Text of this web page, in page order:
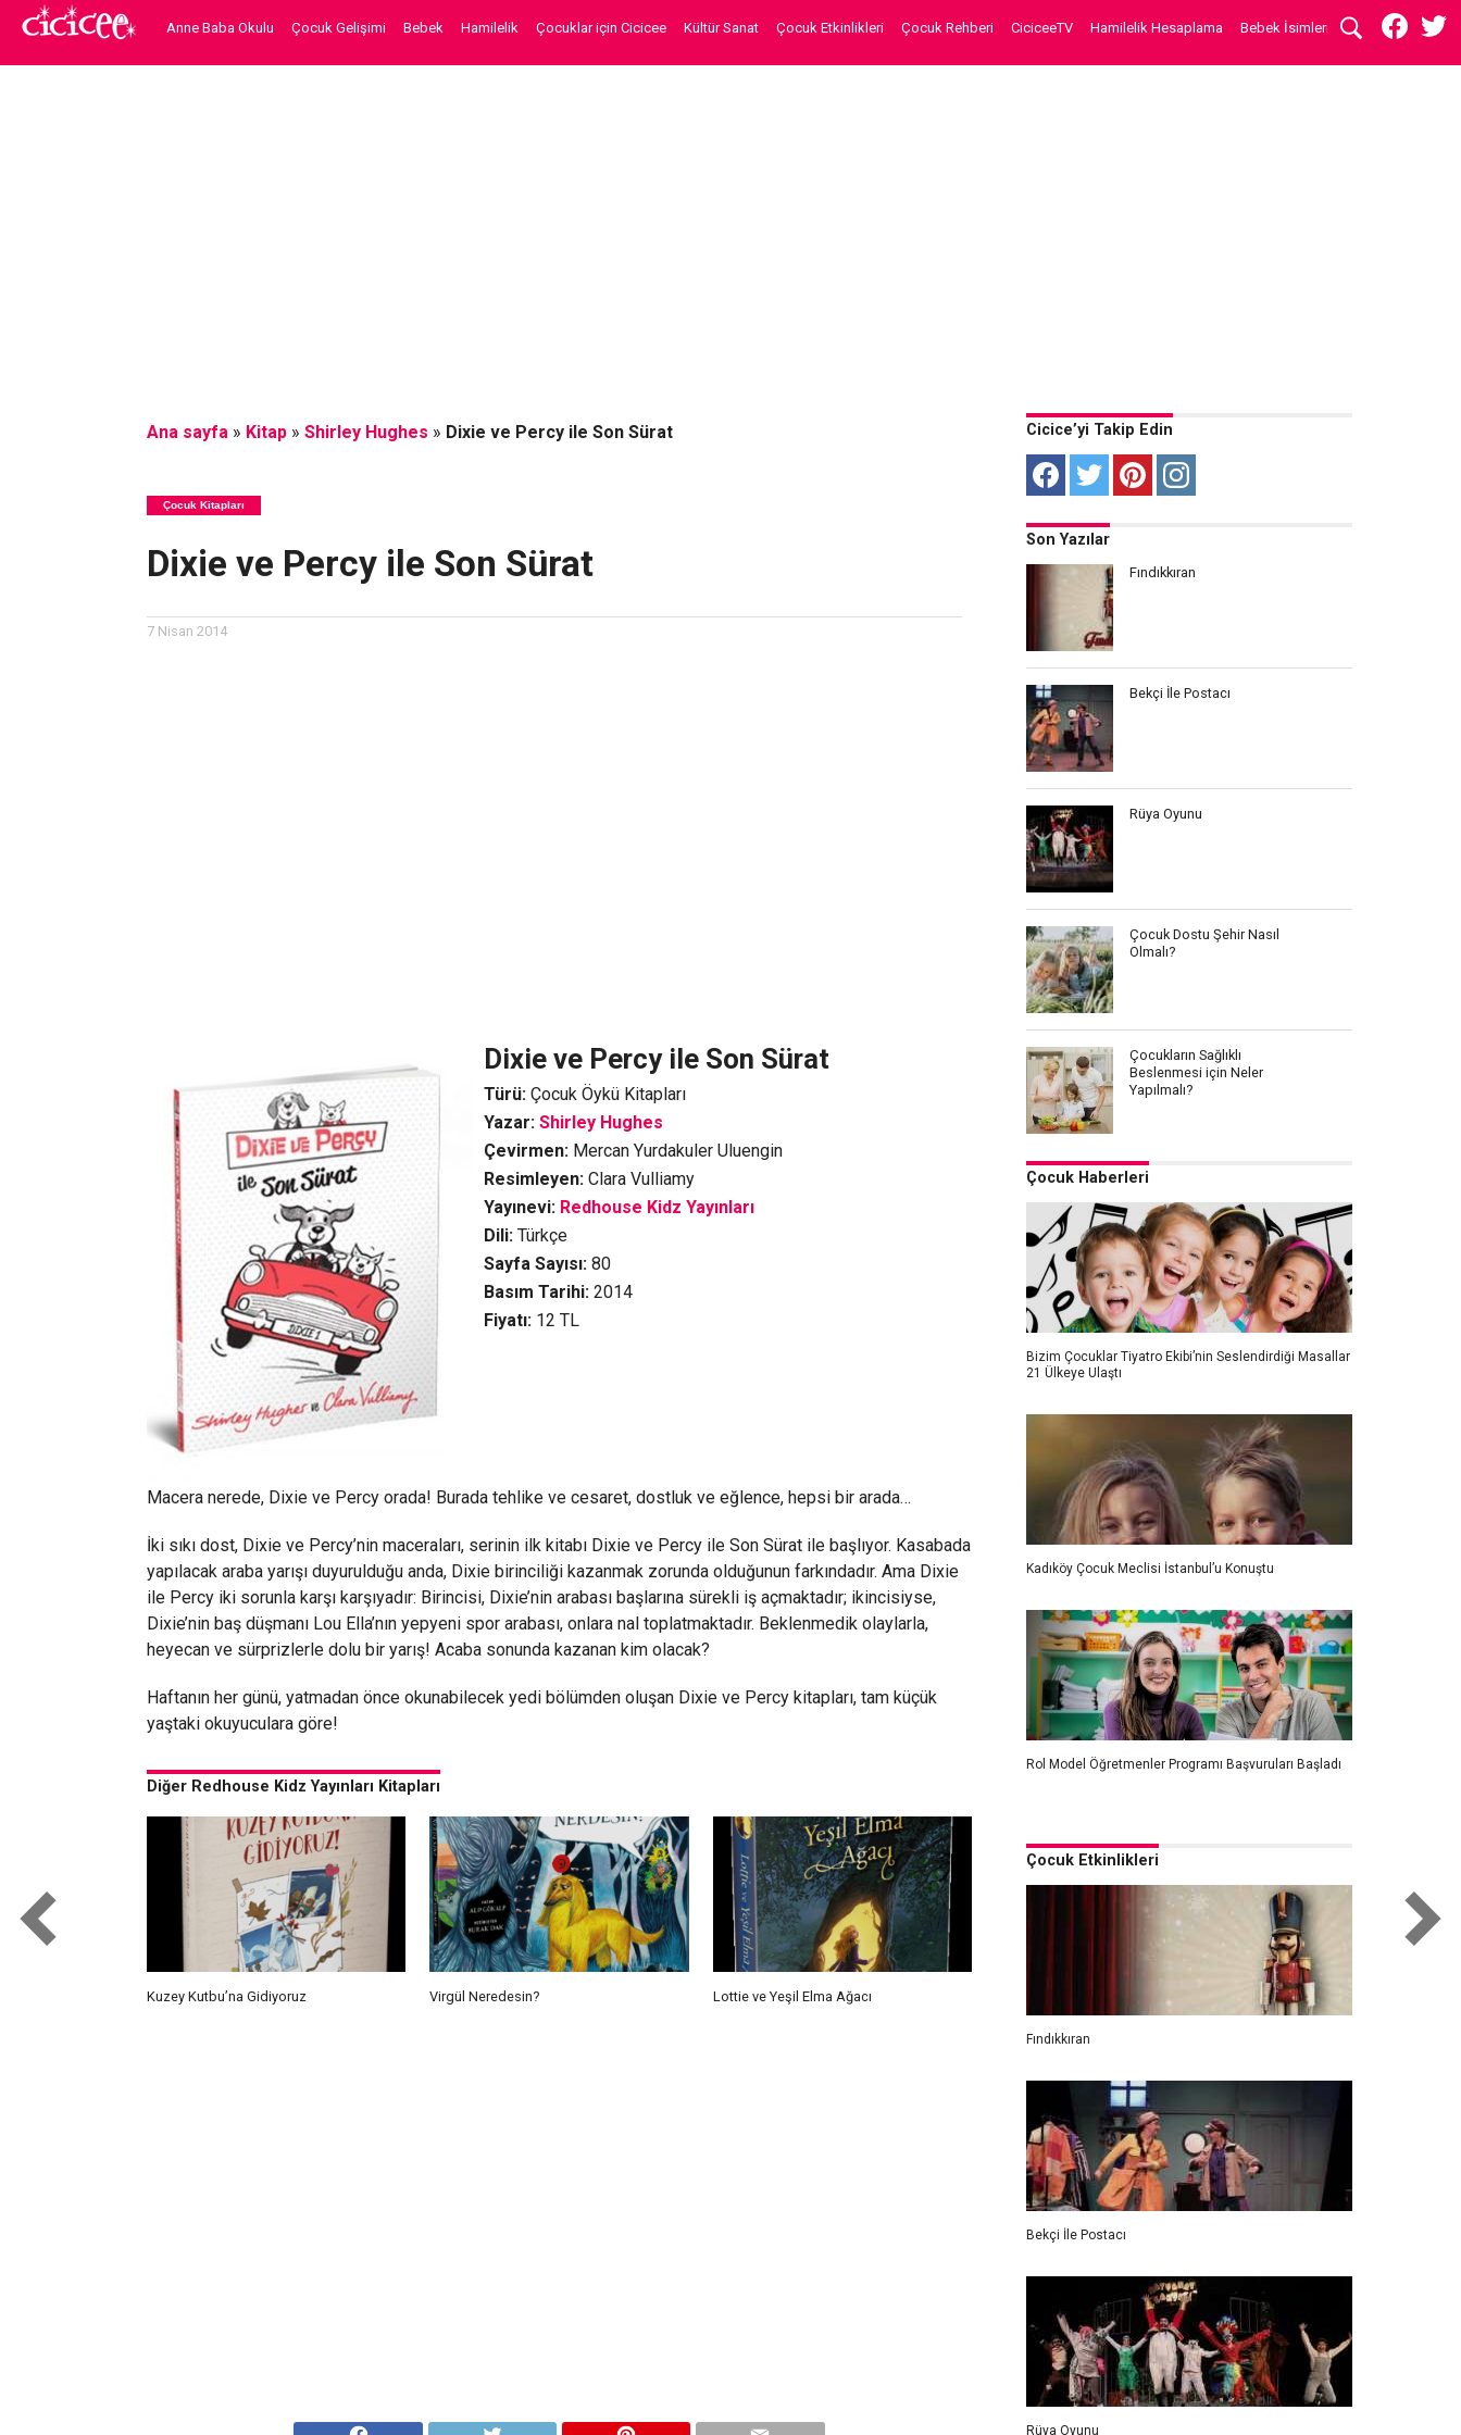
Anne Baba Okulu Çocuk Gelişimi Bebek Hamilelik Çocuklar için Cicicee Kültür Sanat Çocuk Etkinlikleri Çocuk Rehberi CiciceeTV Hamilelik Hesaplama Bebek İsimleri
Ana sayfa» Kitap» Shirley Hughes » Dixie ve Percy ile Son Sürat
Çocuk Kitapları
Dixie ve Percy ile Son Sürat
7 Nisan 2014
Dixie ve Percy ile Son Sürat
Türü:Çocuk Öykü Kitapları
Yazar: Shirley Hughes
Çevirmen:Mercan Yurdakuler Uluengin
Resimleyen:Clara Vulliamy
Yayınevi: Redhouse Kidz Yayınları
Dili: Türkçe
Sayfa Sayısı: 80
Basım Tarihi: 2014
Fiyatı: 12 TL
Macera nerede, Dixie ve Percy orada! Burada tehlike ve cesaret, dostluk ve eğlence, hepsi bir arada…
İki sıkı dost, Dixie ve Percy’nin maceraları, serinin ilk kitabı Dixie ve Percy ile Son Sürat ile başlıyor. Kasabada
yapılacak araba yarışı duyurulduğu anda, Dixie birinciliği kazanmak zorunda olduğunun farkındadır. Ama Dixie
ile Percy iki sorunla karşı karşıyadır: Birincisi, Dixie’nin arabası başlarına sürekli iş açmaktadır; ikincisiyse,
Dixie’nin baş düşmanı Lou Ella’nın yepyeni spor arabası, onlara nal toplatmaktadır. Beklenmedik olaylarla,
heyecan ve sürprizlerle dolu bir yarış! Acaba sonunda kazanan kim olacak?
Haftanın her günü, yatmadan önce okunabilecek yedi bölümden oluşan Dixie ve Percy kitapları, tam küçük
yaştaki okuyuculara göre!
Diğer Redhouse Kidz Yayınları Kitapları
Kuzey Kutbu’na Gidiyoruz Virgül Neredesin? Lottie ve Yeşil Elma Ağacı
Cicice’yi Takip Edin
Son Yazılar
Fındıkkıran
Bekçi İle Postacı
Rüya Oyunu
Çocuk Dostu Şehir Nasıl
Olmalı?
Çocukların Sağlıklı
Beslenmesi için Neler
Yapılmalı?
Çocuk Haberleri
Bizim Çocuklar Tiyatro Ekibi’nin Seslendirdiği Masallar
21 Ülkeye Ulaştı
Kadıköy Çocuk Meclisi İstanbul’u Konuştu
Rol Model Öğretmenler Programı Başvuruları Başladı
Çocuk Etkinlikleri
Fındıkkıran
Bekçi İle Postacı
Rüya Oyunu